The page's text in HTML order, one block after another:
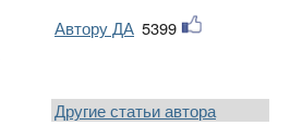
Автору ДА 5399
Другие статьи автора